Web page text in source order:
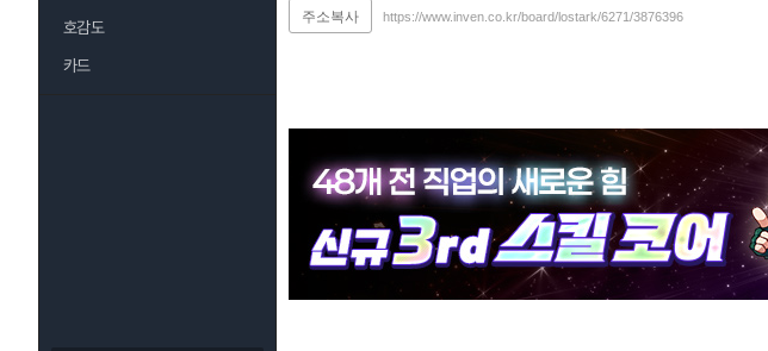
호감도
카드
주소복사 https://www.inven.co.kr/board/lostark/6271/3876396